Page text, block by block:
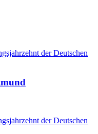
der Deutschen
der Deutschen